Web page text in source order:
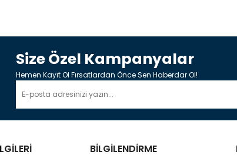
Size Özel Kampanyalar
Hemen Kayıt Ol Fırsatlardan Önce Sen Haberdar Ol!
BİLGİLENDİRME